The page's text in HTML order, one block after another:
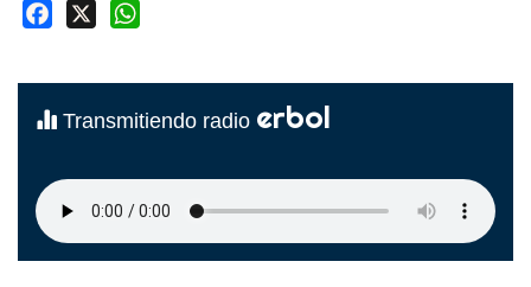
Facebook
Transmitiendo radio erbol